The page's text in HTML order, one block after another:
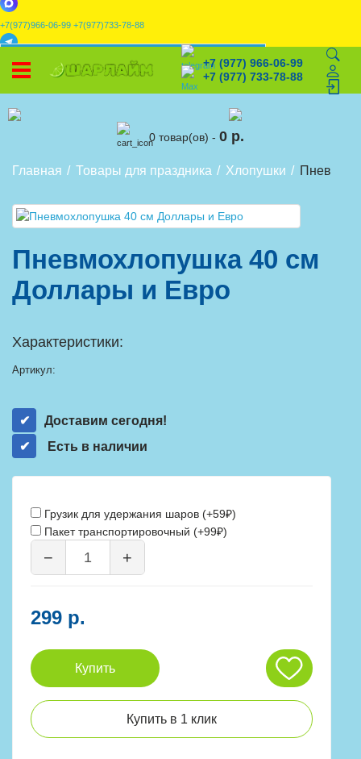
+7(977)966-06-99 +7(977)733-78-88
x УСТАНОВИТЕ НАШЕ ПРИЛОЖЕНИЕ!+7 (977) 966-06-99
+7 (977) 733-78-88
0 товар(ов) - 0 р.
Главная Товары для праздника Хлопушки
Пневмохлопушка 40 см
Доллары и Евро
Характеристики:
Артикул:
Доставим сегодня!
Есть в наличии
Грузик для удержания шаров (+59₽)
Пакет транспортировочный (+99₽)
− +
299 р.
Купить
Купить в 1 клик